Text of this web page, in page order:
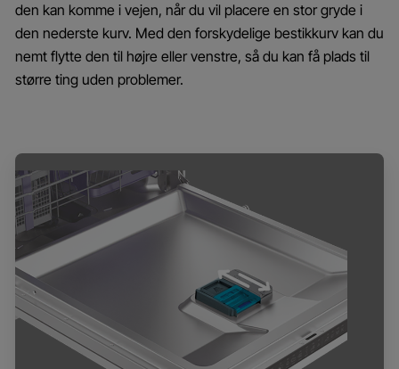
den kan komme i vejen, når du vil placere en stor gryde i
den nederste kurv. Med den forskydelige bestikkurv kan du
nemt flytte den til højre eller venstre, så du kan få plads til
større ting uden problemer.